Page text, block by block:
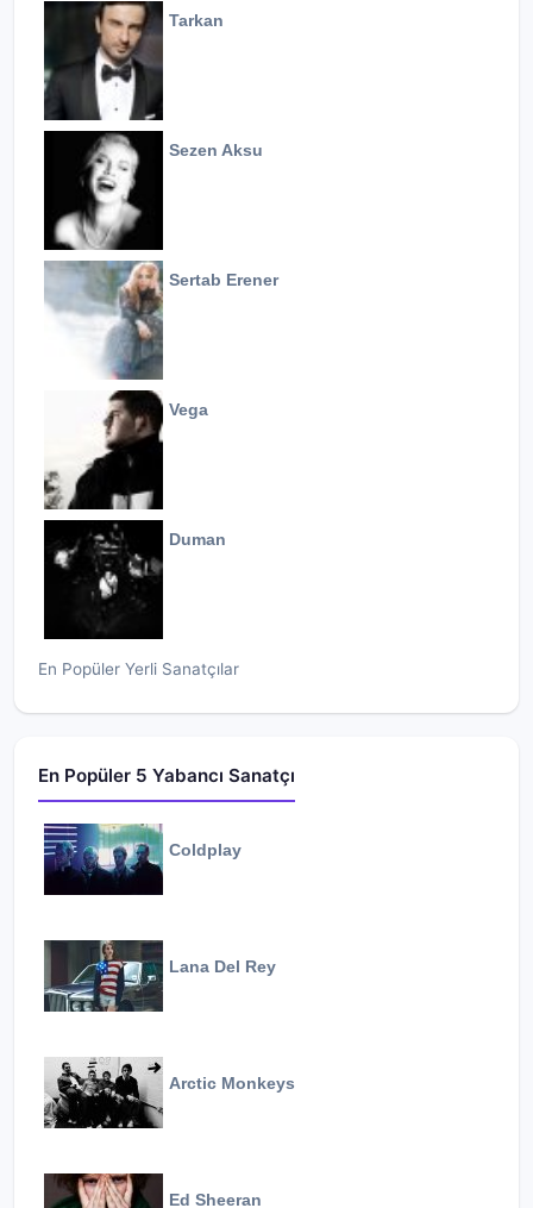
Tarkan
Sezen Aksu
Sertab Erener
Vega
Duman
En Popüler Yerli Sanatçılar
En Popüler 5 Yabancı Sanatçı
Coldplay
Lana Del Rey
Arctic Monkeys
Ed Sheeran